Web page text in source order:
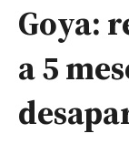
Goya:
a 5